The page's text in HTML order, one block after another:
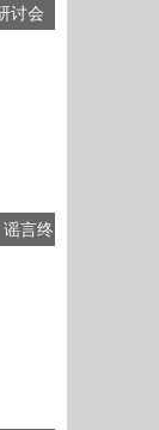
讨会
言终